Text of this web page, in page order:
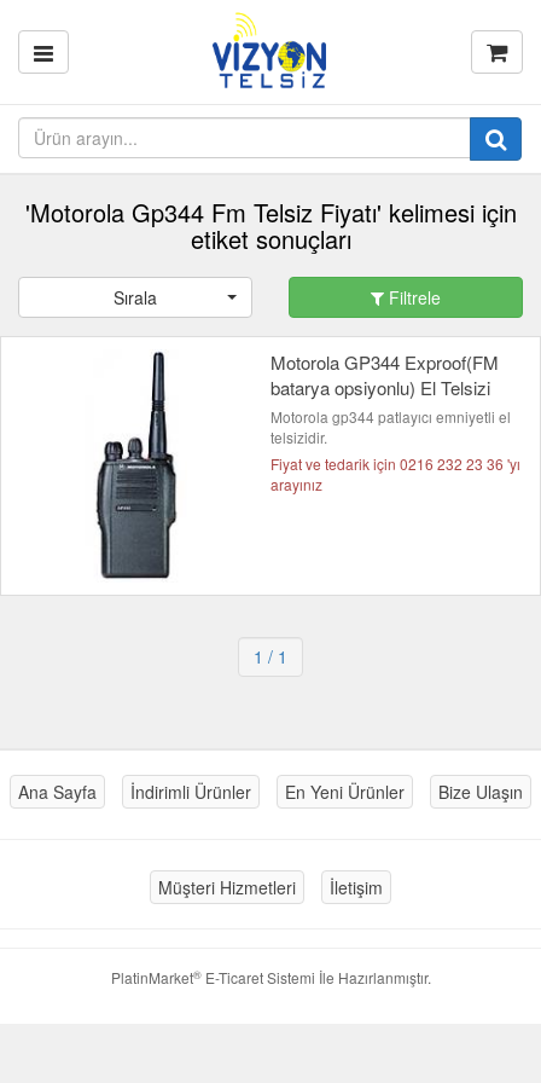
'Motorola Gp344 Fm Telsiz Fiyatı' kelimesi için
etiket sonuçları
Sırala Filtrele
Motorola GP344 Exproof(FM
batarya opsiyonlu) El Telsizi
Motorola gp344 patlayıcı emniyetli el
telsizidir.
Fiyat ve tedarik için 0216 232 23 36 'yı
arayınız
1 / 1
Ana Sayfa İndirimli Ürünler En Yeni Ürünler Bize Ulaşın
Müşteri Hizmetleri İletişim
PlatinMarket®E-Ticaret Sistemi İle Hazırlanmıştır.